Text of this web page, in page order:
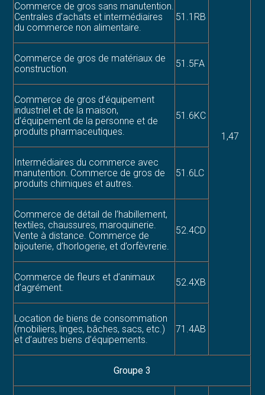
1,47
Commerce de gros sans manutention.
Centrales d’achats et intermédiaires
du commerce non alimentaire.
51.1RB
Commerce de gros de matériaux de
construction.
51.5FA
Commerce de gros d’équipement
industriel et de la maison,
d’équipement de la personne et de
produits pharmaceutiques.
51.6KC
Intermédiaires du commerce avec
manutention. Commerce de gros de
produits chimiques et autres.
51.6LC
Commerce de détail de l’habillement,
textiles, chaussures, maroquinerie.
Vente à distance. Commerce de
bijouterie, d’horlogerie, et d’orfèvrerie.
52.4CD
Commerce de fleurs et d’animaux
d’agrément.
52.4XB
Location de biens de consommation
(mobiliers, linges, bâches, sacs, etc.)
et d’autres biens d’équipements.
71.4AB
Groupe 3